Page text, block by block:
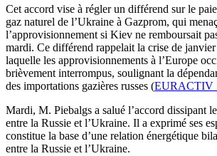
Cet accord vise à régler un différend sur le
gaz naturel de l’Ukraine à Gazprom, qui
l’approvisionnement si Kiev ne remboursait
mardi. Ce différend rappelait la crise de
laquelle les approvisionnements à l’Europe
brièvement interrompus, soulignant la
des importations gazières russes (EURACTIV
Mardi, M. Piebalgs a salué l’accord dissipant
entre la Russie et l’Ukraine. Il a exprimé ses
constitue la base d’une relation énergétique
entre la Russie et l’Ukraine.